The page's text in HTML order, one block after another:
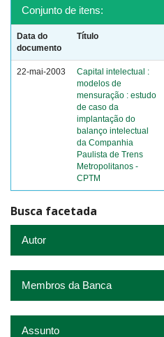
Conjunto de itens:
Data do
documento
Título
22-mai-2003
Capital intelectual :
modelos de
mensuração : estudo
de caso da
implantação do
balanço intelectual
da Companhia
Paulista de Trens
Metropolitanos -
CPTM
Busca facetada
Autor
Membros da Banca
Assunto